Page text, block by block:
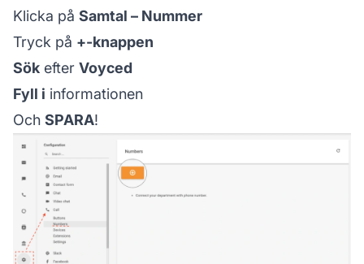
Klicka på Samtal – Nummer
Tryck på +-knappen
Sök efter Voyced
Fyll i informationen
Och SPARA!